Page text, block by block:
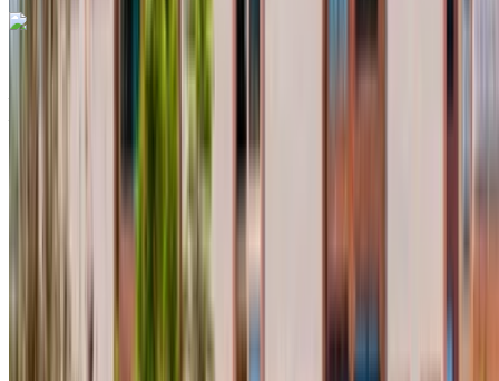
Dacia Duster 2023
Seguro Incluido